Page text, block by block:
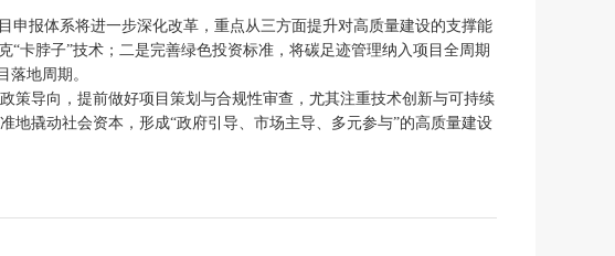
申报体系将进一步深化改革，重点从三方面提升对高质量建设的支撑能
卡脖子”技术；二是完善绿色投资标准，将碳足迹管理纳入项目全周期
落地周期。
策导向，提前做好项目策划与合规性审查，尤其注重技术创新与可持续
地撬动社会资本，形成“政府引导、市场主导、多元参与”的高质量建设